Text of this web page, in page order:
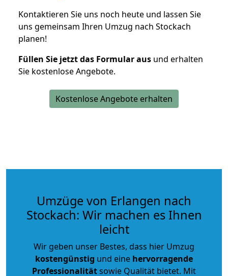
Kontaktieren Sie uns noch heute und lassen Sie
uns gemeinsam Ihren Umzug nach Stockach
planen!
Füllen Sie jetzt das Formular aus und erhalten
Sie kostenlose Angebote.
Kostenlose Angebote erhalten
Umzüge von Erlangen nach
Stockach: Wir machen es Ihnen
leicht
Wir geben unser Bestes, dass hier Umzug
kostengünstig und eine hervorragende
Professionalitätsowie Qualität bietet. Mit